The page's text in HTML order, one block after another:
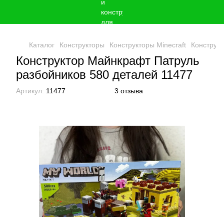
Каталог Конструкторы Конструкторы Minecraft
Конструктор Майнкрафт Патруль
разбойников 580 деталей 11477
Артикул: 11477 3 отзыва